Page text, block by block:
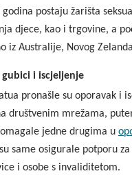
postaju žarišta
djece, kao i trgovine, a
iz Australije, Novog
i iscjeljenje
pronašle su oporavak i
društvenim mrežama,
jedne drugima u
su same osigurale potporu
i osobe s invaliditetom.